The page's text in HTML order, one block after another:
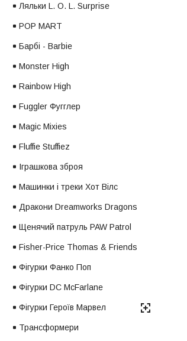
Ляльки L. O. L. Surprise
POP MART
Барбі - Barbie
Monster High
Rainbow High
Fuggler Фугглер
Magic Mixies
Fluffie Stuffiez
Іграшкова зброя
Машинки і треки Хот Вілс
Дракони Dreamworks Dragons
Щенячий патруль PAW Patrol
Fisher-Price Thomas & Friends
Фігурки Фанко Поп
Фігурки DC McFarlane
Фігурки Героїв Марвел
Трансформери